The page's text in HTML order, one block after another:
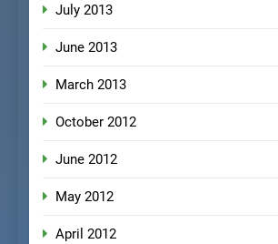
July 2013
June 2013
March 2013
October 2012
June 2012
May 2012
April 2012